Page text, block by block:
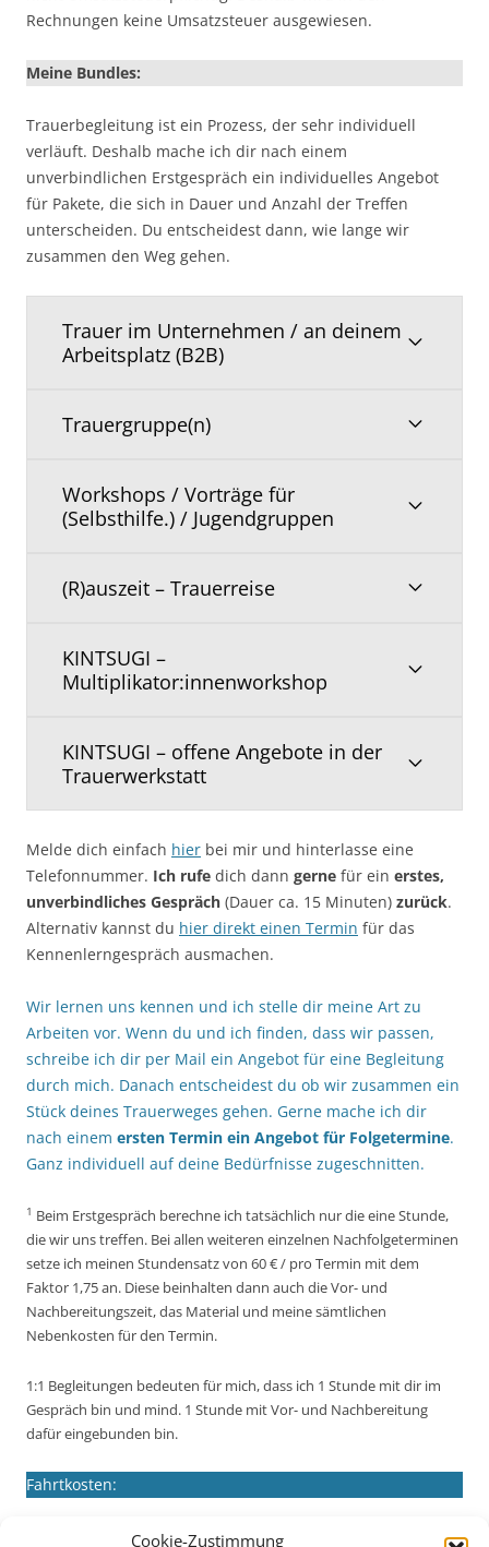
Cookie-Zustimmung
Rechnungen keine Umsatzsteuer ausgewiesen.
Meine Bundles:
Trauerbegleitung ist ein Prozess, der sehr individuell
verläuft. Deshalb mache ich dir nach einem
unverbindlichen Erstgespräch ein individuelles Angebot
für Pakete, die sich in Dauer und Anzahl der Treffen
unterscheiden. Du entscheidest dann, wie lange wir
zusammen den Weg gehen.
Trauer im Unternehmen / an deinem
Arbeitsplatz (B2B)
Trauergruppe(n)
Workshops / Vorträge für
(Selbsthilfe.) / Jugendgruppen
(R)auszeit – Trauerreise
KINTSUGI –
Multiplikator:innenworkshop
KINTSUGI – offene Angebote in der
Trauerwerkstatt
Melde dich einfach hier bei mir und hinterlasse eine
Telefonnummer. Ich rufe dich dann gerne für ein erstes,
unverbindliches Gespräch (Dauer ca. 15 Minuten) zurück.
Alternativ kannst du hier direkt einen Termin für das
Kennenlerngespräch ausmachen.
Wir lernen uns kennen und ich stelle dir meine Art zu
Arbeiten vor. Wenn du und ich finden, dass wir passen,
schreibe ich dir per Mail ein Angebot für eine Begleitung
durch mich. Danach entscheidest du ob wir zusammen ein
Stück deines Trauerweges gehen. Gerne mache ich dir
nach einem ersten Termin ein Angebot für Folgetermine.
Ganz individuell auf deine Bedürfnisse zugeschnitten.
1 Beim Erstgespräch berechne ich tatsächlich nur die eine Stunde,
die wir uns treffen. Bei allen weiteren einzelnen Nachfolgeterminen
setze ich meinen Stundensatz von 60 € / pro Termin mit dem
Faktor 1,75 an. Diese beinhalten dann auch die Vor- und
Nachbereitungszeit, das Material und meine sämtlichen
Nebenkosten für den Termin.
1:1 Begleitungen bedeuten für mich, dass ich 1 Stunde mit dir im
Gespräch bin und mind. 1 Stunde mit Vor- und Nachbereitung
dafür eingebunden bin.
Fahrtkosten:
Es gilt immer die gefahrene Strecke. Bis zu 10 Km von